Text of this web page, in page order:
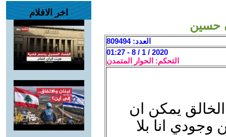
حسين
العدد: 809494
2020 / 1 / 8 - 01:27
التحكم: الحوار المتمدن
يمكن ان
وجودي انا بلا
اخر الافلام